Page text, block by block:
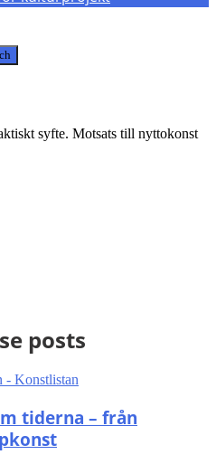
syfte. Motsats till nyttokonst
posts
tiderna – från